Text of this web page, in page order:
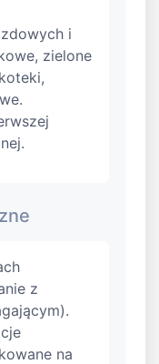
i
zielone
z
na